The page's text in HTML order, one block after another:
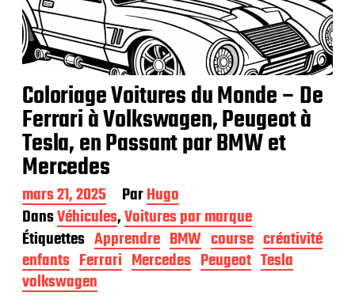
Coloriage Voitures du Monde – De
Ferrari à Volkswagen, Peugeot à
Tesla, en Passant par BMW et
Mercedes
D
a
t
e
d
e
p
mars 21, 2025 ParHugo
DansVéhicules,Voitures par marque
Étiquettes Apprendre BMW course créativité
enfants Ferrari Mercedes Peugeot Tesla
volkswagen